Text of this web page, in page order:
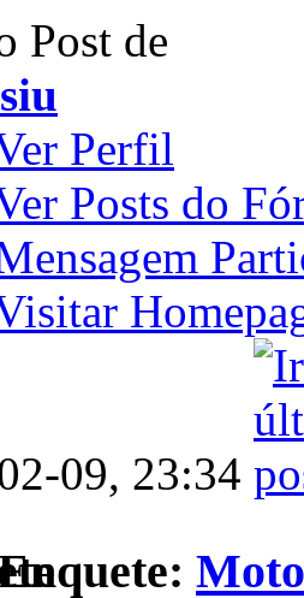
Post de
Perfil
Posts do
09, 23:34